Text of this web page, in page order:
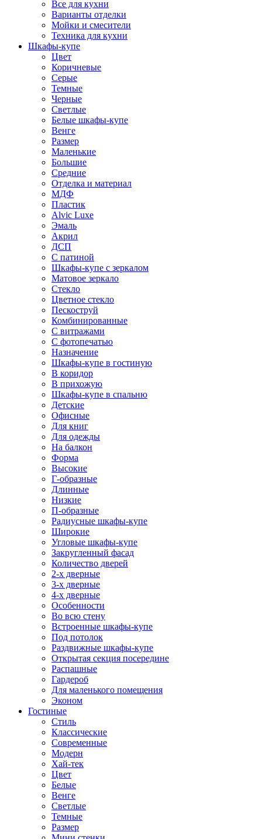
Все для кухни
Варианты отделки
Мойки и смесители
Техника для кухни
Шкафы-купе
Цвет
Коричневые
Серые
Темные
Черные
Светлые
Белые шкафы-купе
Венге
Размер
Маленькие
Большие
Средние
Отделка и материал
МДФ
Пластик
Alvic Luxe
Эмаль
Акрил
ДСП
С патиной
Шкафы-купе с зеркалом
Матовое зеркало
Стекло
Цветное стекло
Пескоструй
Комбинированные
С витражами
С фотопечатью
Назначение
Шкафы-купе в гостиную
В коридор
В прихожую
Шкафы-купе в спальню
Детские
Офисные
Для книг
Для одежды
На балкон
Форма
Высокие
Г-образные
Длинные
Низкие
П-образные
Радиусные шкафы-купе
Широкие
Угловые шкафы-купе
Закругленный фасад
Количество дверей
2-х дверные
3-х дверные
4-х дверные
Особенности
Во всю стену
Встроенные шкафы-купе
Под потолок
Раздвижные шкафы-купе
Открытая секция посередине
Распашные
Гардероб
Для маленького помещения
Эконом
Гостиные
Стиль
Классические
Современные
Модерн
Хай-тек
Цвет
Белые
Венге
Светлые
Темные
Размер